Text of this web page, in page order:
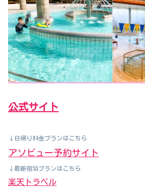
公式サイト
↓ 日帰り料金プランはこちら
アソビュー予約サイト
↓ 最新宿泊プランはこちら
楽天トラベル